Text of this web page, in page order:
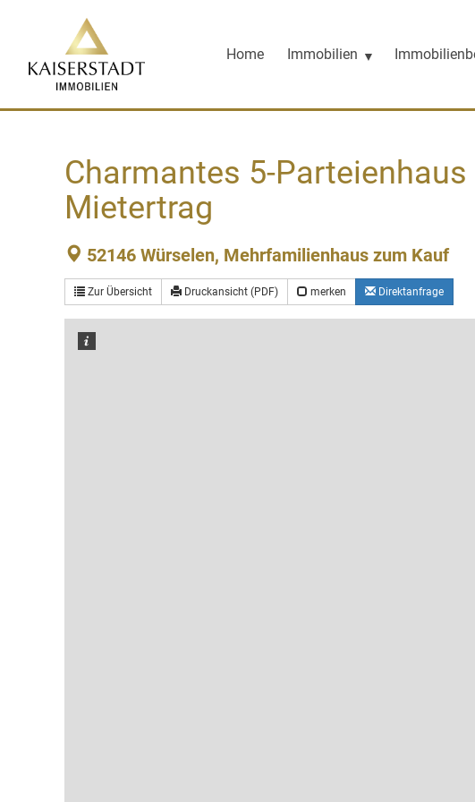
Home Immobilien
Charmantes 5-
Mietertrag
52146 Würselen, Mehrfamilienhaus zum Kauf
Zur Übersicht Druckansicht (PDF) merken Direktanfrage